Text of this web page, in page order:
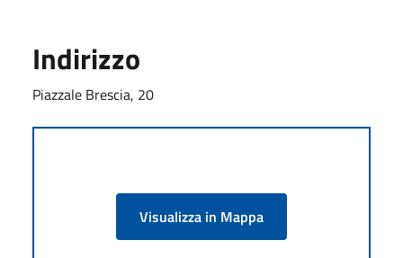
Indirizzo
Piazzale Brescia, 20
Visualizza in Mappa